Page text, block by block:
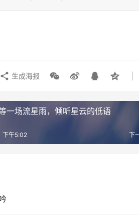
生成海报
一场流星雨，倾听星云的低语
下
下午5:02